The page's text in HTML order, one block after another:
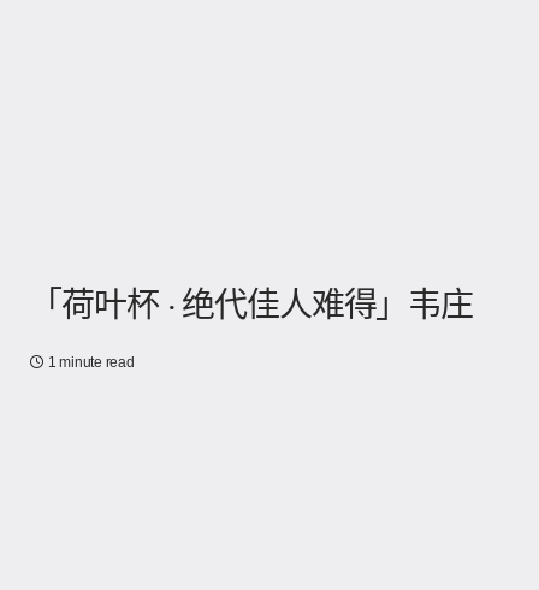
「荷叶杯 · 绝代佳人难得」韦庄
1 minute read